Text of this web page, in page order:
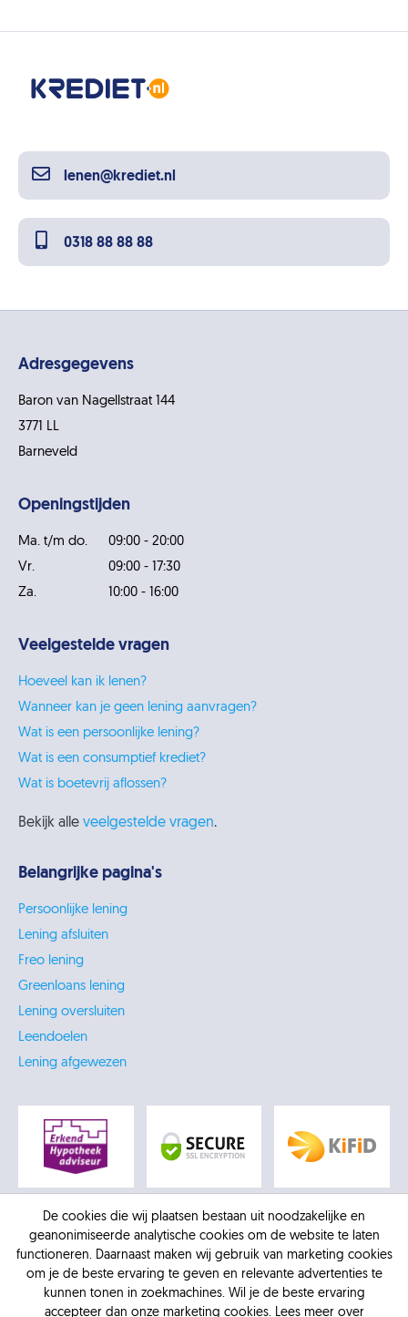
lenen@krediet.nl
0318 88 88 88
Adresgegevens
Baron van Nagellstraat 144
3771 LL
Barneveld
Openingstijden
Ma. t/m do.
09:00 - 20:00
Vr.
09:00 - 17:30
Za.
10:00 - 16:00
Veelgestelde vragen
Hoeveel kan ik lenen?
Wanneer kan je geen lening aanvragen?
Wat is een persoonlijke lening?
Wat is een consumptief krediet?
Wat is boetevrij aflossen?
Bekijk alle veelgestelde vragen.
Belangrijke pagina's
Persoonlijke lening
Lening afsluiten
Freo lening
Greenloans lening
Lening oversluiten
Leendoelen
Lening afgewezen
De cookies die wij plaatsen bestaan uit noodzakelijke en
geanonimiseerde analytische cookies om de website te laten
functioneren. Daarnaast maken wij gebruik van marketing cookies
om je de beste ervaring te geven en relevante advertenties te
kunnen tonen in zoekmachines. Wil je de beste ervaring
accepteer dan onze marketing cookies. Lees meer over